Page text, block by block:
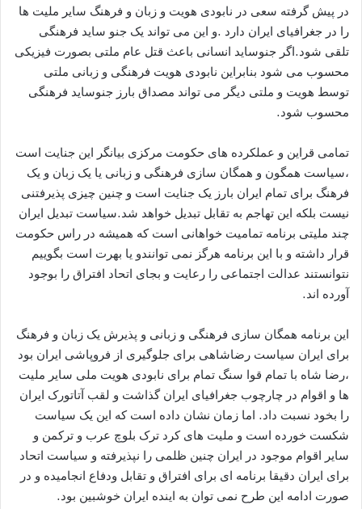
در پیش گرفته سعی در نابودی هویت و زبان و فرهنگ سایر ملیت ها
را در جغرافیای ایران دارد .و این می تواند یک جنو ساید فرهنگی
تلقی شود.اگر جنوساید انسانی باعث قتل عام ملتی بصورت فیزیکی
محسوب می شود بنابراین نابودی هویت فرهنگی و زبانی ملتی
توسط هویت و ملتی دیگر می تواند مصداق بارز جنوساید فرهنگی
محسوب شود.
تمامی قراین و عملکرده های حکومت مرکزی بیانگر این جنایت است
،سیاست همگون و همگان سازی فرهنگی و زبانی یا یک زبان و یک
فرهنگ برای تمام ایران بارز یک جنایت است و چنین چیزی پذیرفتنی
نیست بلکه این تهاجم به تقابل تبدیل خواهد شد.سیاست تبدیل ایران
چند ملیتی برنامه تمامیت خواهانی است که همیشه در راس حکومت
قرار داشته و با این برنامه هرگز نمی توانندو یا بهرت است بگوییم
نتوانستند عدالت اجتماعی را رعایت و بجای اتحاد افتراق را بوجود
آورده اند.
این برنامه همگان سازی فرهنگی و زبانی و پذیرش یک زبان و فرهنگ
برای ایران سیاست رضاشاهی برای جلوگیری از فروپاشی ایران بود
،رضا شاه با تمام قوا سنگ تمام برای نابودی هویت ملی سایر ملیت
ها و اقوام در چارچوب جغرافیای ایران گذاشت و لقب آتاتورک ایران
را بخود نسبت داد. اما زمان نشان داده است که این یک سیاست
شکست خورده است و ملیت های کرد ترک بلوچ عرب و ترکمن و
سایر اقوام موجود در ایران چنین ظلمی را نپذیرفته و سیاست اتحاد
برای ایران دقیقا برنامه ای برای افتراق و تقابل ودفاع انجامیده و در
صورت ادامه این طرح نمی توان به اینده ایران خوشبین بود.